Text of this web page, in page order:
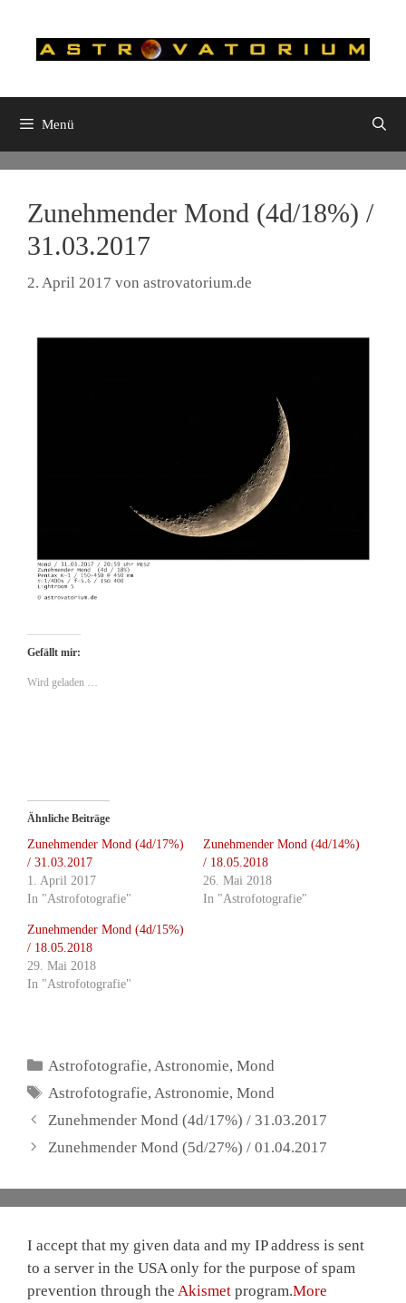
springen
Menü
Zunehmender Mond (4d/18%) /
31.03.2017
2. April 2017 von astrovatorium.de
Gefällt mir:
Wird geladen …
Ähnliche Beiträge
Zunehmender Mond (4d/17%)
/ 31.03.2017
1. April 2017
In "Astrofotografie"
Zunehmender Mond (4d/14%)
/ 18.05.2018
26. Mai 2018
In "Astrofotografie"
Zunehmender Mond (4d/15%)
/ 18.05.2018
29. Mai 2018
In "Astrofotografie"
Kategorien
Astrofotografie,Astronomie,Mond
Schlagwörter
Astrofotografie,Astronomie,Mond
Zunehmender Mond (4d/17%) / 31.03.2017
Zunehmender Mond (5d/27%) / 01.04.2017
I accept that my given data and my IP address is sent
to a server in the USA only for the purpose of spam
prevention through the Akismet program.More